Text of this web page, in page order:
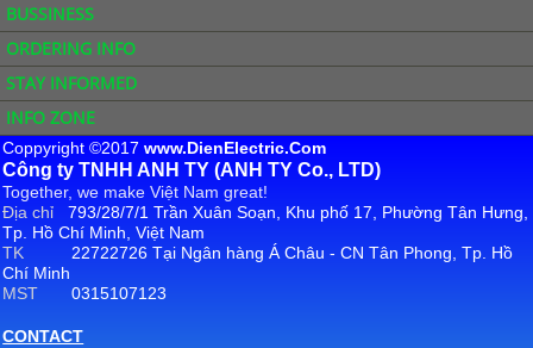
BUSSINESS
ORDERING INFO
STAY INFORMED
INFO ZONE
Coppyright ©2017www.DienElectric.Com
Công ty TNHH ANH TY (ANH TY Co., LTD)
Together, we make Việt Nam great!
Địa chỉ793/28/7/1 Trần Xuân Soạn, Khu phố 17, Phường Tân Hưng,
Tp. Hồ Chí Minh, Việt Nam
TK 22722726 Tại Ngân hàng Á Châu - CN Tân Phong, Tp. Hồ
Chí Minh
MST0315107123
CONTACT